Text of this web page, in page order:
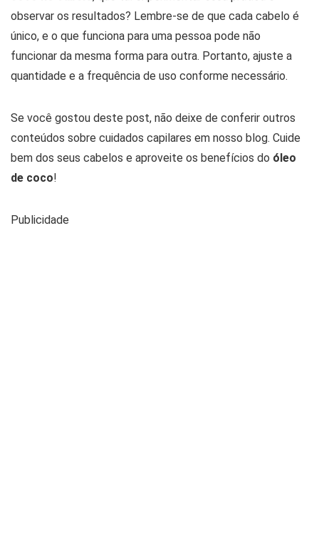
observar os resultados? Lembre-se de que cada cabelo é
único, e o que funciona para uma pessoa pode não
funcionar da mesma forma para outra. Portanto, ajuste a
quantidade e a frequência de uso conforme necessário.
Se você gostou deste post, não deixe de conferir outros
conteúdos sobre cuidados capilares em nosso blog. Cuide
bem dos seus cabelos e aproveite os benefícios do óleo
de coco!
Publicidade